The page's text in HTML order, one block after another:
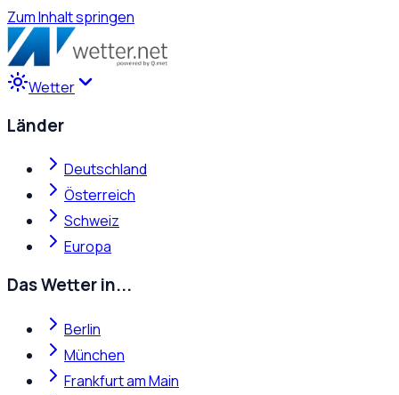
Zum Inhalt springen
Wetter
Länder
Deutschland
Österreich
Schweiz
Europa
Das Wetter in...
Berlin
München
Frankfurt am Main